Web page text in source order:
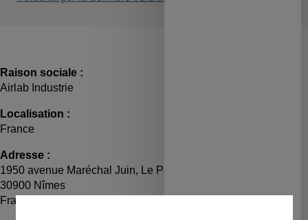
Raison sociale :
Airlab Industrie
Localisation :
France
Adresse :
1950 avenue Maréchal Juin, Le Polygone, Bâtiment B
30900 Nîmes
France